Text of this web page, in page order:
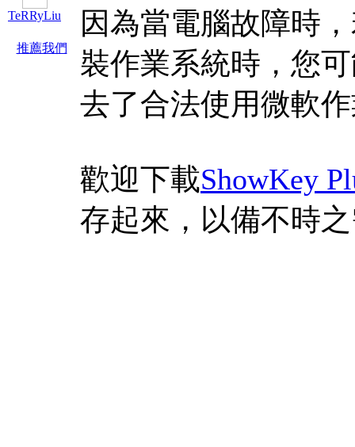
TeRRyLiu
推薦我們
因為當電腦故障時
裝作業系統時，您
去了合法使用微軟
歡迎下載ShowKey
存起來，以備不時